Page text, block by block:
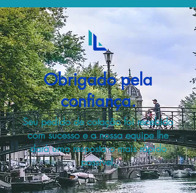
Obrigado pela
confiança.
Seu pedido de cotação foi recebido
com sucesso e a nossa equipe lhe
dará uma resposta o mais rápido
possível.